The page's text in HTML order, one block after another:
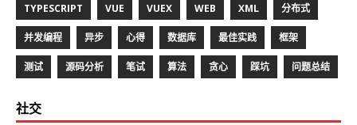
TYPESCRIPT VUE VUEX WEB XML 分布式
并发编程 异步 心得 数据库 最佳实践 框架
测试 源码分析 笔试 算法 贪心 踩坑 问题总结
社交